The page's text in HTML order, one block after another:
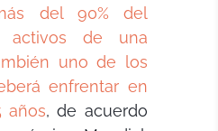
del 90% del
de una
uno de los
enfrentar en
años, de acuerdo